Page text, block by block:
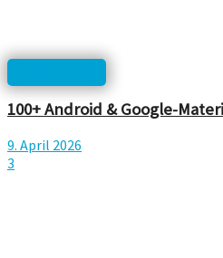
100+ Android & Google-
9. April 2026
3